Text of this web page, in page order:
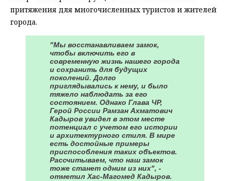
притяжения для многочисленных туристов и жителей
города.
"Мы восстанавливаем замок,
чтобы включить его в
современную жизнь нашего города
и сохранить для будущих
поколений. Долго
приглядывались к нему, и было
тяжело наблюдать за его
состоянием. Однако Глава ЧР,
Герой России Рамзан Ахматович
Кадыров увидел в этом месте
потенциал с учетом его истории
и архитектурного стиля. В мире
есть достойные примеры
приспособления таких объектов.
Рассчитываем, что наш замок
тоже станет одним из них", -
отметил Хас-Магомед Кадыров.